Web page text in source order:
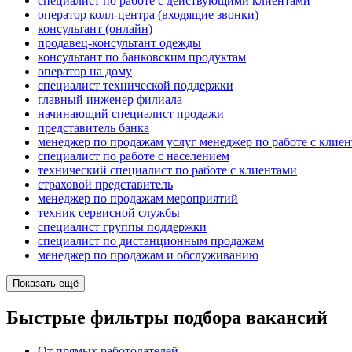
оператор колл-центра (входящие звонки)
консультант (онлайн)
продавец-консультант одежды
консультант по банковским продуктам
оператор на дому
специалист технической поддержки
главный инженер филиала
начинающий специалист продажи
представитель банка
менеджер по продажам услуг менеджер по работе с
специалист по работе с населением
технический специалист по работе с клиентами
страховой представитель
менеджер по продажам мероприятий
техник сервисной службы
специалист группы поддержки
специалист по дистанционным продажам
менеджер по продажам и обслуживанию
Показать ещё
Быстрые фильтры подбора вакансий